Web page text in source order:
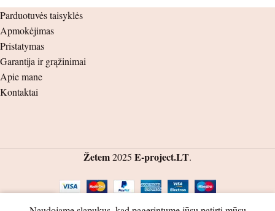
ilgis nuo peties siūlės – 30.5cm.
nuo pažastėlės – 27cm. Kelnių
ilgis – 46cm. nuo klynuko –
27cm. Šlaunis – 14cm. Juosmuo
( guma ) – 20cm.
peties siūlės – 24cm. nuo
Parduotuvės taisyklės
Apmokėjimas
Pristatymas
Garantija ir grąžinimai
Apie mane
Kontaktai
Žetem2025 E-project.LT.